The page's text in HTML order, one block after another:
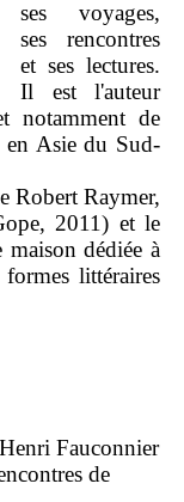
ses voyages,
ses rencontres
et ses lectures.
Il est l'auteur
notamment de
Asie du Sud-
Robert Raymer,
2011) et le
dédiée à
littéraires
Fauconnier
de